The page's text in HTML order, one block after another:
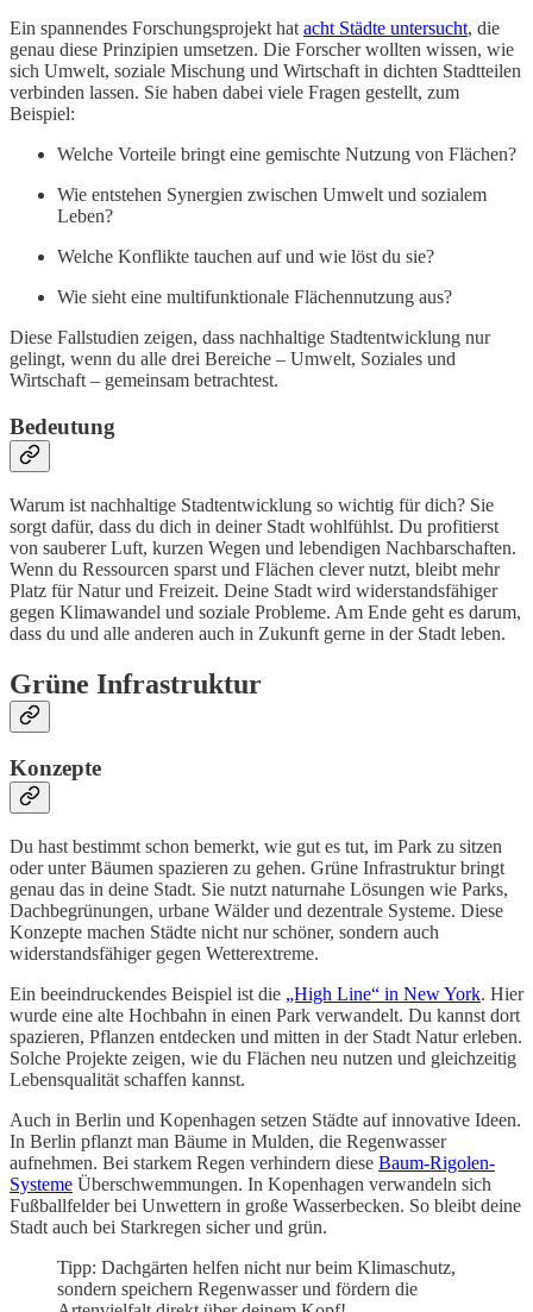
Ein spannendes Forschungsprojekt hat acht Städte untersucht, die
genau diese Prinzipien umsetzen. Die Forscher wollten wissen, wie
sich Umwelt, soziale Mischung und Wirtschaft in dichten Stadtteilen
verbinden lassen. Sie haben dabei viele Fragen gestellt, zum
Beispiel:
Welche Vorteile bringt eine gemischte Nutzung von Flächen?
Wie entstehen Synergien zwischen Umwelt und sozialem
Leben?
Welche Konflikte tauchen auf und wie löst du sie?
Wie sieht eine multifunktionale Flächennutzung aus?
Diese Fallstudien zeigen, dass nachhaltige Stadtentwicklung nur
gelingt, wenn du alle drei Bereiche – Umwelt, Soziales und
Wirtschaft – gemeinsam betrachtest.
Bedeutung
Warum ist nachhaltige Stadtentwicklung so wichtig für dich? Sie
sorgt dafür, dass du dich in deiner Stadt wohlfühlst. Du profitierst
von sauberer Luft, kurzen Wegen und lebendigen Nachbarschaften.
Wenn du Ressourcen sparst und Flächen clever nutzt, bleibt mehr
Platz für Natur und Freizeit. Deine Stadt wird widerstandsfähiger
gegen Klimawandel und soziale Probleme. Am Ende geht es darum,
dass du und alle anderen auch in Zukunft gerne in der Stadt leben.
Grüne Infrastruktur
Konzepte
Du hast bestimmt schon bemerkt, wie gut es tut, im Park zu sitzen
oder unter Bäumen spazieren zu gehen. Grüne Infrastruktur bringt
genau das in deine Stadt. Sie nutzt naturnahe Lösungen wie Parks,
Dachbegrünungen, urbane Wälder und dezentrale Systeme. Diese
Konzepte machen Städte nicht nur schöner, sondern auch
widerstandsfähiger gegen Wetterextreme.
Ein beeindruckendes Beispiel ist die „High Line“ in New York. Hier
wurde eine alte Hochbahn in einen Park verwandelt. Du kannst dort
spazieren, Pflanzen entdecken und mitten in der Stadt Natur erleben.
Solche Projekte zeigen, wie du Flächen neu nutzen und gleichzeitig
Lebensqualität schaffen kannst.
Auch in Berlin und Kopenhagen setzen Städte auf innovative Ideen.
In Berlin pflanzt man Bäume in Mulden, die Regenwasser
aufnehmen. Bei starkem Regen verhindern diese Baum-Rigolen-
Systeme Überschwemmungen. In Kopenhagen verwandeln sich
Fußballfelder bei Unwettern in große Wasserbecken. So bleibt deine
Stadt auch bei Starkregen sicher und grün.
Tipp: Dachgärten helfen nicht nur beim Klimaschutz,
sondern speichern Regenwasser und fördern die